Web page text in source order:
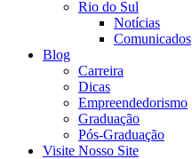
Rio do Sul
Notícias
Comunicados
Blog
Carreira
Dicas
Empreendedorismo
Graduação
Pós-Graduação
Visite Nosso Site